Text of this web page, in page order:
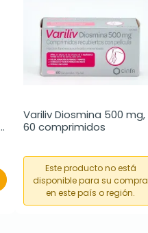
Variliv Diosmina 500 mg,
60 comprimidos
Este producto no está
disponible para su compra
en este país o región.